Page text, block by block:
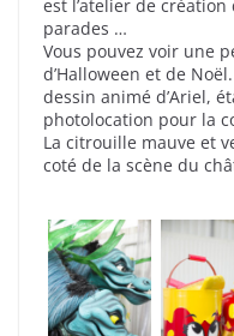
est l’atelier de
parades …
Vous pouvez voir une
d’Halloween et de
dessin animé d’Ariel,
photolocation pour la
La citrouille mauve et
coté de la scène du